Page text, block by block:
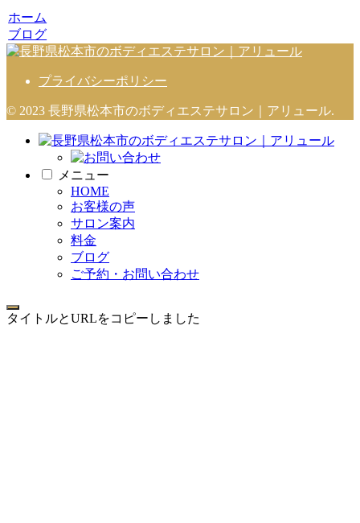
ホーム
ブログ
プライバシーポリシー
© 2023 長野県松本市のボディエステサロン｜アリュール.
メニュー
HOME
お客様の声
サロン案内
料金
ブログ
ご予約・お問い合わせ
タイトルとURLをコピーしました